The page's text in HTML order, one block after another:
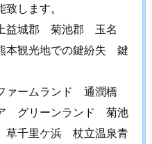
します。
城郡 菊池郡 玉名
観光地での鍵紛失 鍵
ァームランド 通潤橋
グリーンランド 菊池
千里ケ浜 杖立温泉青